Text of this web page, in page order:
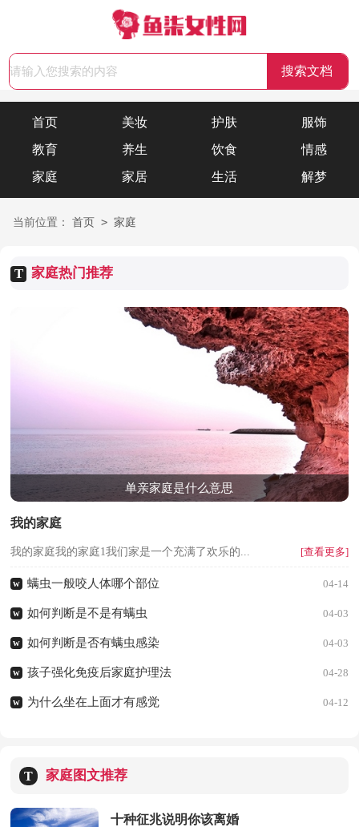
首页 美妆 护肤
服饰
教育
养生 饮食
情感
家庭
家居 生活 解梦
当前位置： 首页 > 家庭
T 家庭热门推荐
单亲家庭是什么意思
我的家庭
我的家庭我的家庭1我们家是一个充满了欢乐的... [查看更多]
w 螨虫一般咬人体哪个部位 04-14
w 如何判断是不是有螨虫 04-03
w 如何判断是否有螨虫感染 04-03
w 孩子强化免疫后家庭护理法 04-28
w 为什么坐在上面才有感觉 04-12
T 家庭图文推荐
十种征兆说明你该离婚